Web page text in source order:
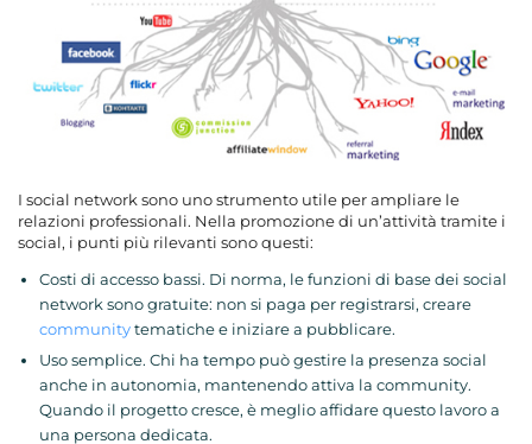
I social network sono uno strumento utile per ampliare le
relazioni professionali. Nella promozione di un’attività tramite i
social, i punti più rilevanti sono questi:
Costi di accesso bassi. Di norma, le funzioni di base dei social
network sono gratuite: non si paga per registrarsi, creare
communitytematiche e iniziare a pubblicare.
Uso semplice. Chi ha tempo può gestire la presenza social
anche in autonomia, mantenendo attiva la community.
Quando il progetto cresce, è meglio affidare questo lavoro a
una persona dedicata.